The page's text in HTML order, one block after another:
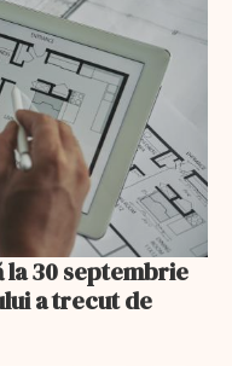
la 30 septembrie
a trecut de